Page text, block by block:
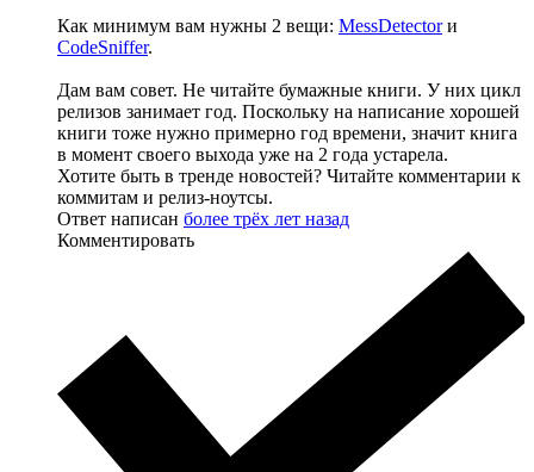
Как минимум вам нужны 2 вещи: MessDetectorи
CodeSniffer.
Дам вам совет. Не читайте бумажные книги. У них цикл
релизов занимает год. Поскольку на написание хорошей
книги тоже нужно примерно год времени, значит книга
в момент своего выхода уже на 2 года устарела.
Хотите быть в тренде новостей? Читайте комментарии к
коммитам и релиз-ноутсы.
Ответ написан более трёх лет назад
Комментировать